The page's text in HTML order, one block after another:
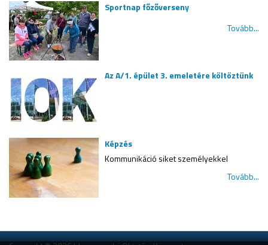
Sportnap főzőverseny
Tovább...
Az A/1. épület 3. emeletére költöztünk
Képzés
Kommunikáció siket személyekkel
Tovább...